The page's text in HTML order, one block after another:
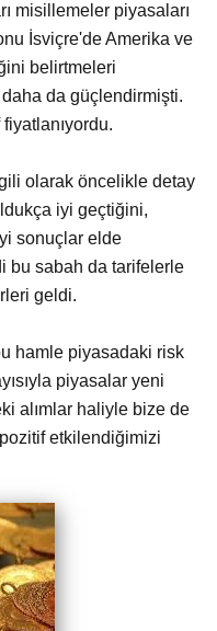
misillemeler piyasaları
İsviçre'de Amerika ve
belirtmeleri
da güçlendirmişti.
olarak öncelikle detay
iyi geçtiğini,
sonuçlar elde
bu sabah da tarifelerle
geldi.
hamle piyasadaki risk
piyasalar yeni
alımlar haliyle bize de
etkilendiğimizi